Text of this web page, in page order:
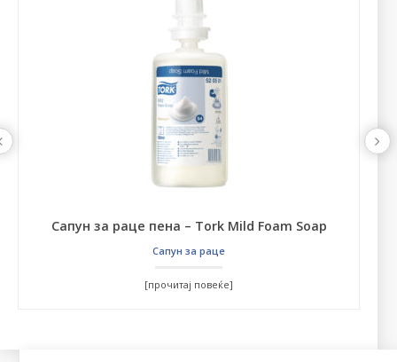
Сапун за раце пена – Tork Mild Foam Soap
Сапун за раце
[прочитај повеќе]